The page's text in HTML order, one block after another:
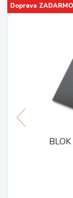
Doprava ZADARMO